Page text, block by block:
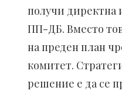
получи директна
ПП-ДБ. Вместо
на преден план
комитет.
решение е да се